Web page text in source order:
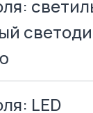
LED